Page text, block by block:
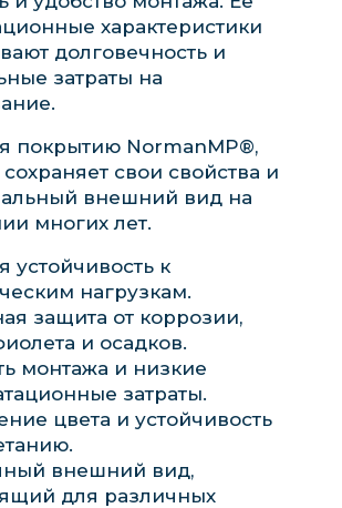
характеристики
долговечность и
затраты на
покрытию NormanMP®,
свои свойства и
внешний вид на
многих лет.
устойчивость к
нагрузкам.
защита от коррозии,
и осадков.
монтажа и низкие
затраты.
цвета и устойчивость
внешний вид,
для различных